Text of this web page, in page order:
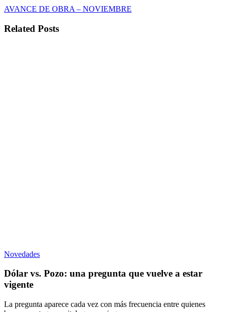
AVANCE DE OBRA – NOVIEMBRE
Related Posts
Novedades
Dólar vs. Pozo: una pregunta que vuelve a estar
vigente
La pregunta aparece cada vez con más frecuencia entre quienes